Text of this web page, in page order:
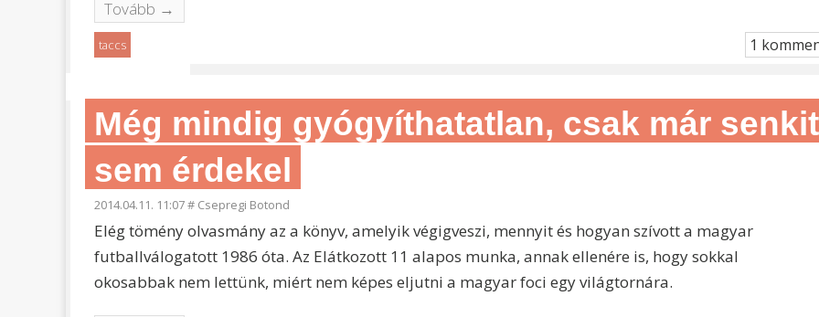
Tovább →
taccs 1
Még mindig gyógyíthatatlan, csak már senkit
sem érdekel
2014.04.11. 11:07# Csepregi Botond
Elég tömény olvasmány az a könyv, amelyik végigveszi, mennyit és hogyan szívott a magyar
futballválogatott 1986 óta. Az Elátkozott 11 alapos munka, annak ellenére is, hogy sokkal
okosabbak nem lettünk, miért nem képes eljutni a magyar foci egy világtornára.